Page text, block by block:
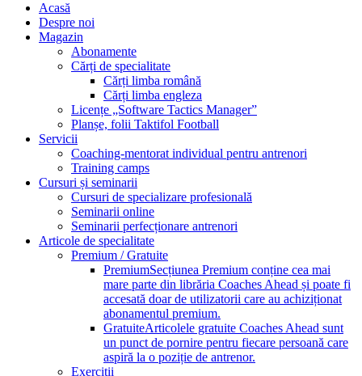
Acasă
Despre noi
Magazin
Abonamente
Cărți de specialitate
Cărți limba română
Cărți limba engleza
Licențe „Software Tactics Manager”
Planșe, folii Taktifol Football
Servicii
Coaching-mentorat individual pentru antrenori
Training camps
Cursuri și seminarii
Cursuri de specializare profesională
Seminarii online
Seminarii perfecționare antrenori
Articole de specialitate
Premium / Gratuite
PremiumSecțiunea Premium conține cea mai
mare parte din librăria Coaches Ahead și poate fi
accesată doar de utilizatorii care au achiziționat
abonamentul premium.
GratuiteArticolele gratuite Coaches Ahead sunt
un punct de pornire pentru fiecare persoană care
aspiră la o poziție de antrenor.
Exerciții